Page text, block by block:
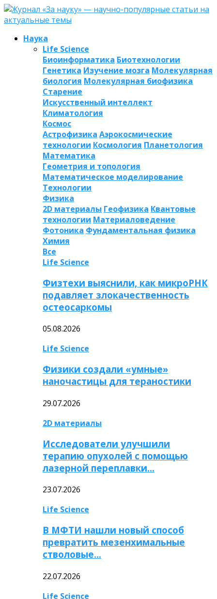
Наука
Life Science
Биоинформатика Биотехнологии
Генетика Изучение мозга Молекулярная
биология Молекулярная биофизика
Старение
Искусственный интеллект
Климатология
Космос
Астрофизика Аэрокосмические
технологии Космология Планетология
Математика
Геометрия и топология
Математическое моделирование
Технологии
Физика
2D материалы Геофизика Квантовые
технологии Материаловедение
Фотоника Фундаментальная физика
Химия
Все
Life Science
Физтехи выяснили, как микроРНК
подавляет злокачественность
остеосаркомы
05.08.2026
Life Science
Физики создали «умные»
наночастицы для тераностики
29.07.2026
2D материалы
Исследователи улучшили
терапию опухолей с помощью
лазерной переплавки…
23.07.2026
Life Science
В МФТИ нашли новый способ
превратить мезенхимальные
стволовые…
22.07.2026
Life Science